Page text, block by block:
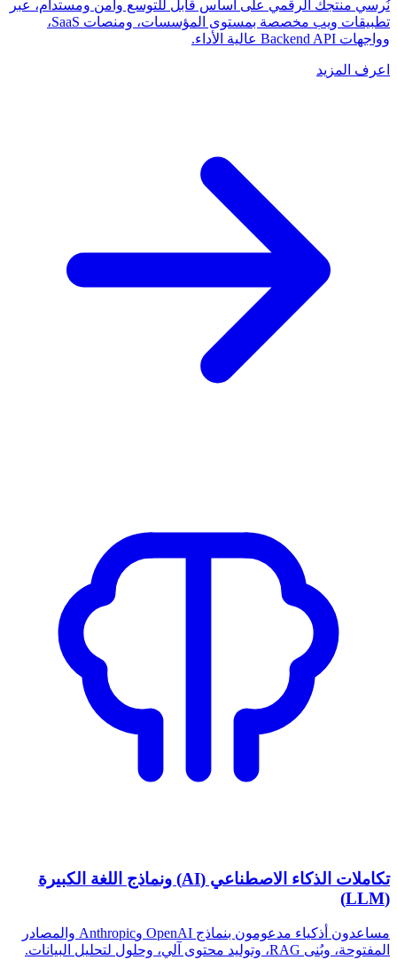
نُرسي منتجك الرقمي على أساس قابل للتوسع وآمن ومستدام، عبر
تطبيقات ويب مخصصة بمستوى المؤسسات، ومنصات SaaS،
وواجهات Backend API عالية الأداء.
اعرف المزيد
تكاملات الذكاء الاصطناعي (AI) ونماذج اللغة الكبيرة
(LLM)
مساعدون أذكياء مدعومون بنماذج OpenAI وAnthropic والمصادر
المفتوحة، وبُنى RAG، وتوليد محتوى آلي، وحلول لتحليل البيانات.